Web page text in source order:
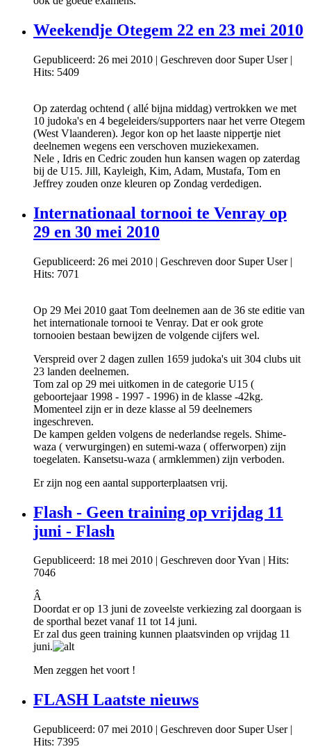
Weekendje Otegem 22 en 23 mei 2010
Gepubliceerd: 26 mei 2010 | Geschreven door Super User|
Hits: 5409
Op zaterdag ochtend ( allé bijna middag) vertrokken we met
10 judoka's en 4 begeleiders/supporters naar het verre Otegem
(West Vlaanderen). Jegor kon op het laaste nippertje niet
deelnemen wegens een verschoven muziekexamen.
Nele , Idris en Cedric zouden hun kansen wagen op zaterdag
bij de U15. Jill, Kayleigh, Kim, Adam, Mustafa, Tom en
Jeffrey zouden onze kleuren op Zondag verdedigen.
Internationaal tornooi te Venray op
29 en 30 mei 2010
Gepubliceerd: 26 mei 2010 | Geschreven door Super User|
Hits: 7071
Op 29 Mei 2010 gaat Tom deelnemen aan de 36 ste editie van
het internationale tornooi te Venray. Dat er ook grote
tornooien bestaan bewijzen de volgende cijfers wel.
Verspreid over 2 dagen zullen 1659 judoka's uit 304 clubs uit
23 landen deelnemen.
Tom zal op 29 mei uitkomen in de categorie U15 (
geboortejaar 1998 - 1997 - 1996) in de klasse -42kg.
Momenteel zijn er in deze klasse al 59 deelnemers
ingeschreven.
De kampen gelden volgens de nederlandse regels. Shime-
waza ( verwurgingen) en sutemi-waza ( offerworpen) zijn
toegelaten. Kansetsu-waza ( armklemmen) zijn verboden.
Er zijn nog een aantal supporterplaatsen vrij.
Flash - Geen training op vrijdag 11
juni - Flash
Gepubliceerd: 18 mei 2010 | Geschreven door Yvan | Hits:
7046
Â
Doordat er op 13 juni de zoveelste verkiezing zal doorgaan is
de sporthal bezet vanaf 11 tot 14 juni.
Er zal dus geen training kunnen plaatsvinden op vrijdag 11
juni.
Men zeggen het voort !
FLASH Laatste nieuws
Gepubliceerd: 07 mei 2010 | Geschreven door Super User|
Hits: 7395